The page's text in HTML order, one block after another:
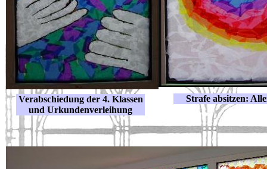
Verabschiedung der 4. Klassen
und Urkundenverleihung
Strafe absitzen: